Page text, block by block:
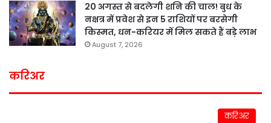
20 अगस्त से बदलेगी शनि की चाल! बुध के
नक्षत्र में प्रवेश से इन 5 राशियों पर बरसेगी
किस्मत, धन-करियर में मिल सकते हैं बड़े लाभ
August 7, 2026
करिअर
करिअर